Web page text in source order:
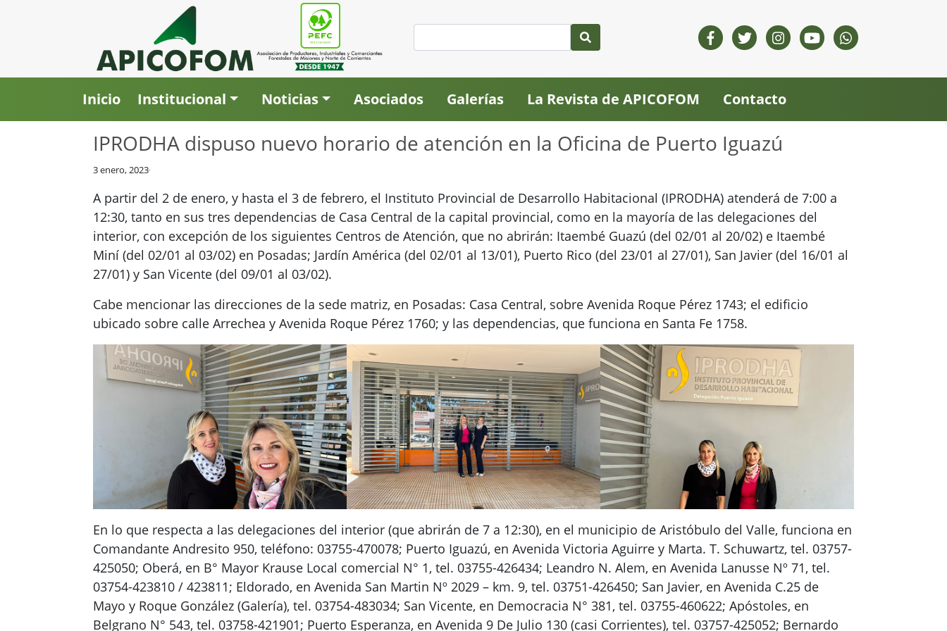
Inicio Institucional Noticias Asociados Galerías La Revista de APICOFOM Contacto
IPRODHA dispuso nuevo horario de atención en la Oficina de Puerto Iguazú
3 enero, 2023
A partir del 2 de enero, y hasta el 3 de febrero, el Instituto Provincial de Desarrollo Habitacional (IPRODHA) atenderá de 7:00 a
12:30, tanto en sus tres dependencias de Casa Central de la capital provincial, como en la mayoría de las delegaciones del
interior, con excepción de los siguientes Centros de Atención, que no abrirán: Itaembé Guazú (del 02/01 al 20/02) e Itaembé
Miní (del 02/01 al 03/02) en Posadas; Jardín América (del 02/01 al 13/01), Puerto Rico (del 23/01 al 27/01), San Javier (del 16/01 al
27/01) y San Vicente (del 09/01 al 03/02).
Cabe mencionar las direcciones de la sede matriz, en Posadas: Casa Central, sobre Avenida Roque Pérez 1743; el edificio
ubicado sobre calle Arrechea y Avenida Roque Pérez 1760; y las dependencias, que funciona en Santa Fe 1758.
En lo que respecta a las delegaciones del interior (que abrirán de 7 a 12:30), en el municipio de Aristóbulo del Valle, funciona en
Comandante Andresito 950, teléfono: 03755-470078; Puerto Iguazú, en Avenida Victoria Aguirre y Marta. T. Schuwartz, tel. 03757-
425050; Oberá, en B° Mayor Krause Local comercial N° 1, tel. 03755-426434; Leandro N. Alem, en Avenida Lanusse Nº 71, tel.
03754-423810 / 423811; Eldorado, en Avenida San Martin Nº 2029 – km. 9, tel. 03751-426450; San Javier, en Avenida C.25 de
Mayo y Roque González (Galería), tel. 03754-483034; San Vicente, en Democracia N° 381, tel. 03755-460622; Apóstoles, en
Belgrano N° 543, tel. 03758-421901; Puerto Esperanza, en Avenida 9 De Julio 130 (casi Corrientes), tel. 03757-425052; Bernardo